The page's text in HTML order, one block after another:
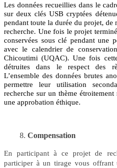
Les données recueillies dans le
sur deux clés USB cryptées
pendant toute la durée du projet, de
recherche. Une fois le projet
conservées sous clé pendant une
avec le calendrier de
Chicoutimi (UQAC). Une fois
détruites dans le respect des
L’ensemble des données brutes
permettre leur utilisation
recherche sur un thème
une approbation éthique.
Compensation
En participant à ce projet de
participer à un tirage vous offrant